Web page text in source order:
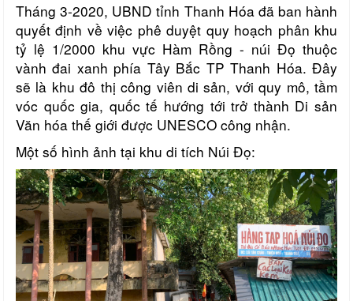
Tháng 3-2020, UBND tỉnh Thanh Hóa đã ban hành
quyết định về việc phê duyệt quy hoạch phân khu
tỷ lệ 1/2000 khu vực Hàm Rồng - núi Đọ thuộc
vành đai xanh phía Tây Bắc TP Thanh Hóa. Đây
sẽ là khu đô thị công viên di sản, với quy mô, tầm
vóc quốc gia, quốc tế hướng tới trở thành Di sản
Văn hóa thế giới được UNESCO công nhận.
Một số hình ảnh tại khu di tích Núi Đọ: